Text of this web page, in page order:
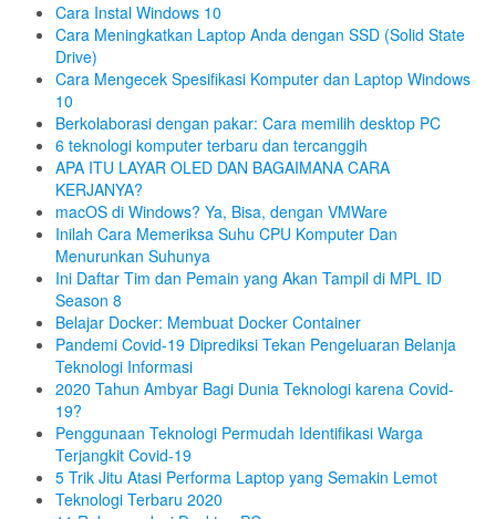
Cara Instal Windows 10
Cara Meningkatkan Laptop Anda dengan SSD (Solid State
Drive)
Cara Mengecek Spesifikasi Komputer dan Laptop Windows
10
Berkolaborasi dengan pakar: Cara memilih desktop PC
6 teknologi komputer terbaru dan tercanggih
APA ITU LAYAR OLED DAN BAGAIMANA CARA
KERJANYA?
macOS di Windows? Ya, Bisa, dengan VMWare
Inilah Cara Memeriksa Suhu CPU Komputer Dan
Menurunkan Suhunya
Ini Daftar Tim dan Pemain yang Akan Tampil di MPL ID
Season 8
Belajar Docker: Membuat Docker Container
Pandemi Covid-19 Diprediksi Tekan Pengeluaran Belanja
Teknologi Informasi
2020 Tahun Ambyar Bagi Dunia Teknologi karena Covid-
19?
Penggunaan Teknologi Permudah Identifikasi Warga
Terjangkit Covid-19
5 Trik Jitu Atasi Performa Laptop yang Semakin Lemot
Teknologi Terbaru 2020